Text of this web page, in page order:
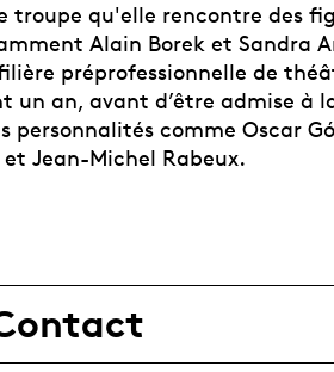
troupe qu'elle rencontre des
Alain Borek et Sandra
préprofessionnelle de
un an, avant d’être admise à
personnalités comme Oscar
Jean-Michel Rabeux.